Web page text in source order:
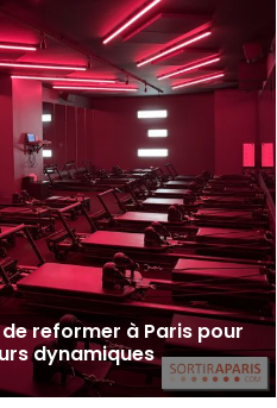
reformer à Paris pour
dynamiques